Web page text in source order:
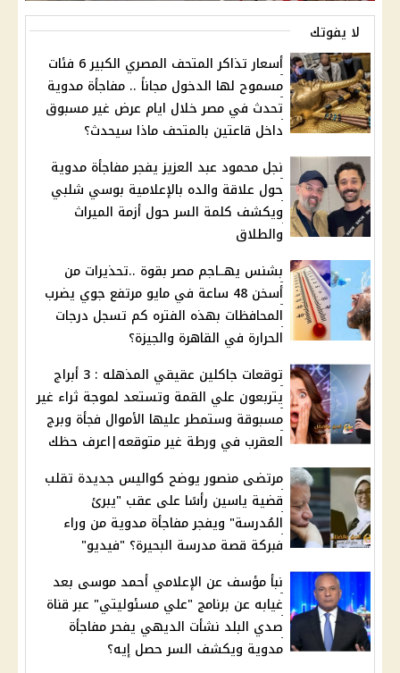
لا يفوتك
أسعار تذاكر المتحف المصري الكبير 6 فئات
مسموح لها الدخول مجاناً .. مفاجأة مدوية
تحدث في مصر خلال ايام عرض غير مسبوق
داخل قاعتين بالمتحف ماذا سيحدث؟
نجل محمود عبد العزيز يفجر مفاجأة مدوية
حول علاقة والده بالإعلامية بوسي شلبي
ويكشف كلمة السر حول أزمة الميراث
والطلاق
بشنس يهــاجم مصر بقوة ..تحذيرات من
أسخن 48 ساعة في مايو مرتفع جوي يضرب
المحافظات بهذه الفتره كم تسجل درجات
الحرارة في القاهرة والجيزة؟
توقعات جاكلين عقيقي المذهله : 3 أبراج
يتربعون علي القمة وتستعد لموجة ثراء غير
مسبوقة وستمطر عليها الأموال فجأة وبرج
العقرب في ورطة غير متوقعه|اعرف حظك
مرتضى منصور يوضح كواليس جديدة تقلب
قضية ياسين رأسًا على عقب "يبرئ
المُدرسة" ويفجر مفاجأة مدوية من وراء
فبركة قصة مدرسة البحيرة؟ "فيديو"
نبأ مؤسف عن الإعلامي أحمد موسى بعد
غيابه عن برنامج "علي مسئوليتي" عبر قناة
صدي البلد نشأت الديهي يفحر مفاجأة
مدوية ويكشف السر حصل إيه؟